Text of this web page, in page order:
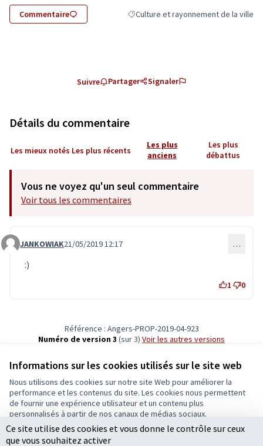
Informations sur les cookies utilisés sur le site web
Nous utilisons des cookies sur notre site Web pour améliorer la
performance et les contenus du site. Les cookies nous permettent
de fournir une expérience utilisateur et un contenu plus
personnalisés à partir de nos canaux de médias sociaux.
Tout accepter
Commentaire Filtrer les résultats de la catégorie :
Culture et rayonnement de la ville
Suivre Partager Signaler
Détails du commentaire
Les mieux notés Les plus récents
Les plus
anciens
Les plus
débattus
Vous ne voyez qu'un seul commentaire
Voir tous les commentaires
Commentaire 1541 (réponse au commentaire 1507)
JANKOWIAK21/05/2019 12:17 …
:)
1 0
Référence : Angers-PROP-2019-04-923
Numéro de version 3 (sur 3)
voir les autres versions
Conditions d'utilisation
Paramètres des cookies
Ecrivons Angers sur X
(Lien externe)
Ecrivons Angers sur Facebook
(Lien externe)
Ce site utilise des cookies et vous donne le contrôle sur ceux
que vous souhaitez activer